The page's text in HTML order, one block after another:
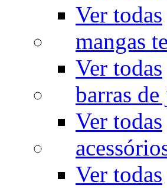
Ver todas
mangas
Ver todas
barras de
Ver todas
Ver todas